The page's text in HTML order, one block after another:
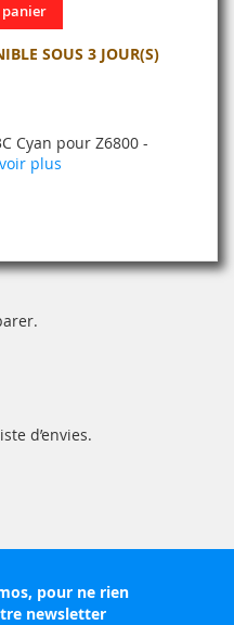
SOUS 3 JOUR(S)
Cyan pour Z6800 -
plus
d’envies.
pour ne rien
newsletter